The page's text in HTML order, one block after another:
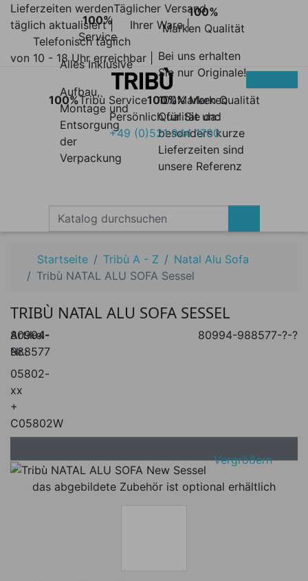
Lieferzeiten werden
täglich aktualisiert |
Täglicher Versand
Ihrer Ware |
Telefonisch täglich
von 10 - 18 Uhr erreichbar |
100%Tribù Service
100%
Service
Alles Inklusive
Aufbau,
Montage und
Entsorgung
der
Verpackung
100%Marken Qualität
100%
Marken Qualität
Bei uns erhalten
Sie nur Originale!
100% Marken
Qualität und
besonders kurze
Lieferzeiten sind
unsere Referenz
Persönlich für Sie da:
+49 (0)521 944 1700
Startseite Tribù A - Z
Natal Alu Sofa
Tribù NATAL ALU SOFA Sessel
TRIBÙ NATAL ALU SOFA SESSEL
Artikel-
Nr.:
05802-
xx
+
C05802W
80994-
988577
80994-988577-?-?
Vergrößern
das abgebildete Zubehör ist optional erhältlich